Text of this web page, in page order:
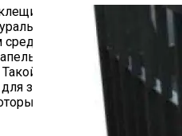
не переносят аромат
решение
Достаточно
масла на одежду
метод не только
здоровья, в отличие от
могут вызвать